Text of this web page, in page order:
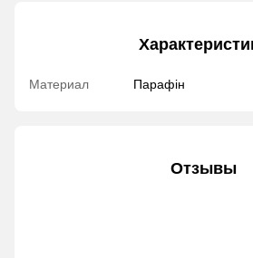
Материал Парафін
Отзывы